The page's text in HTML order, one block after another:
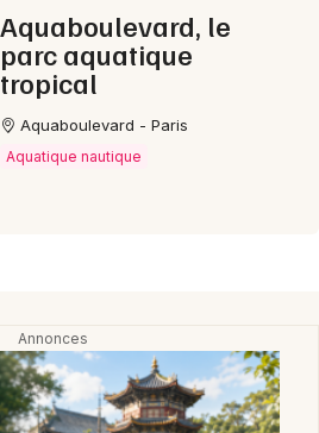
Aquaboulevard, le
parc aquatique
tropical
Aquaboulevard - Paris
Aquatique nautique